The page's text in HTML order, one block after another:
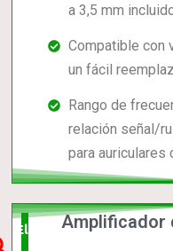
a 3,5 mm
Compatible con
un fácil
Rango de
relación señal/
para auriculares
ElecciónAmplificador